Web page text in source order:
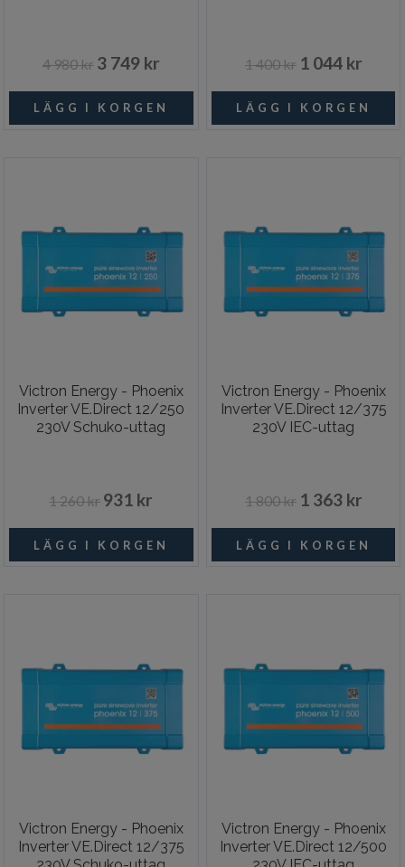
4 980 kr 3 749 kr 1 400 kr 1 044 kr
Victron Energy - Phoenix
Inverter VE.Direct 12/250
230V Schuko-uttag
1 260 kr 931 kr
Victron Energy - Phoenix
Inverter VE.Direct 12/375
230V IEC-uttag
1 800 kr 1 363 kr
Victron Energy - Phoenix
Inverter VE.Direct 12/375
Victron Energy - Phoenix
Inverter VE.Direct 12/500